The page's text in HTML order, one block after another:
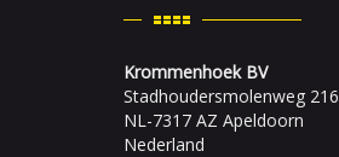
Krommenhoek BV
Stadhoudersmolenweg 216
NL-7317 AZ Apeldoorn
Nederland